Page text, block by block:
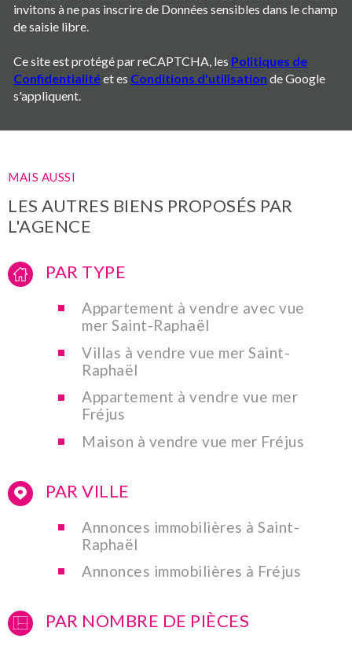
invitons à ne pas inscrire de Données sensibles dans le champ
de saisie libre.
Ce site est protégé par reCAPTCHA, les Politiques de
Confidentialitéet es Conditions d'utilisation de Google
s'appliquent.
MAIS AUSSI
LES AUTRES BIENS PROPOSÉS PAR
L'AGENCE
PAR TYPE
Appartement à vendre avec vue
mer Saint-Raphaël
Villas à vendre vue mer Saint-
Raphaël
Appartement à vendre vue mer
Fréjus
Maison à vendre vue mer Fréjus
PAR VILLE
Annonces immobilières à Saint-
Raphaël
Annonces immobilières à Fréjus
PAR NOMBRE DE PIÈCES